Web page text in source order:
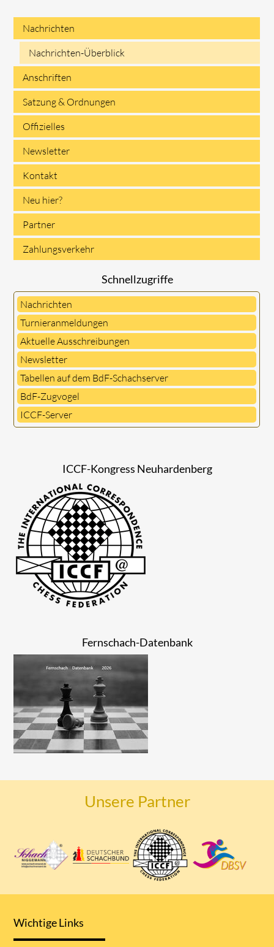
Navigation
überspringen
Nachrichten
Nachrichten-Überblick
Anschriften
Satzung & Ordnungen
Offizielles
Newsletter
Kontakt
Neu hier?
Partner
Zahlungsverkehr
Schnellzugriffe
Nachrichten
Turnieranmeldungen
Aktuelle Ausschreibungen
Newsletter
Tabellen auf dem BdF-Schachserver
BdF-Zugvogel
ICCF-Server
ICCF-Kongress Neuhardenberg
Fernschach-Datenbank
Unsere Partner
Wichtige Links